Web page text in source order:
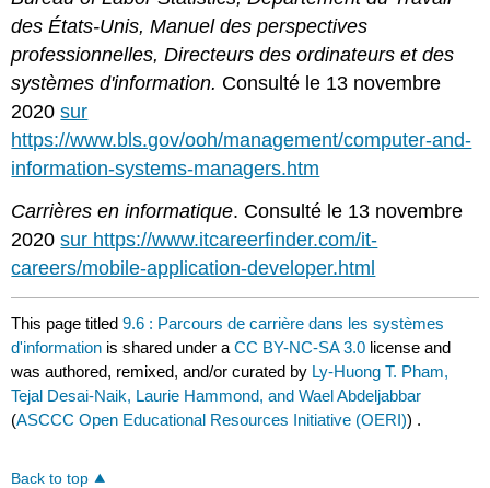
des États-Unis, Manuel des perspectives
professionnelles, Directeurs des ordinateurs et des
systèmes d'information. Consulté le 13 novembre
2020sur
https://www.bls.gov/ooh/management/computer-and-
information-systems-managers.htm
Carrières en informatique. Consulté le 13 novembre
2020sur https://www.itcareerfinder.com/it-
careers/mobile-application-developer.html
This page titled9.6 : Parcours de carrière dans les systèmes
d'information is shared under aCC BY-NC-SA 3.0 license and
was authored, remixed, and/or curated by Ly-Huong T. Pham,
Tejal Desai-Naik, Laurie Hammond, and Wael Abdeljabbar
(ASCCC Open Educational Resources Initiative (OERI)) .
Back to top